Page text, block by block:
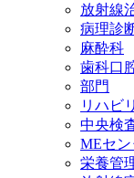
放射線
病理診
麻酔科
歯科口
部門
リハビ
中央検
MEセン
栄養管